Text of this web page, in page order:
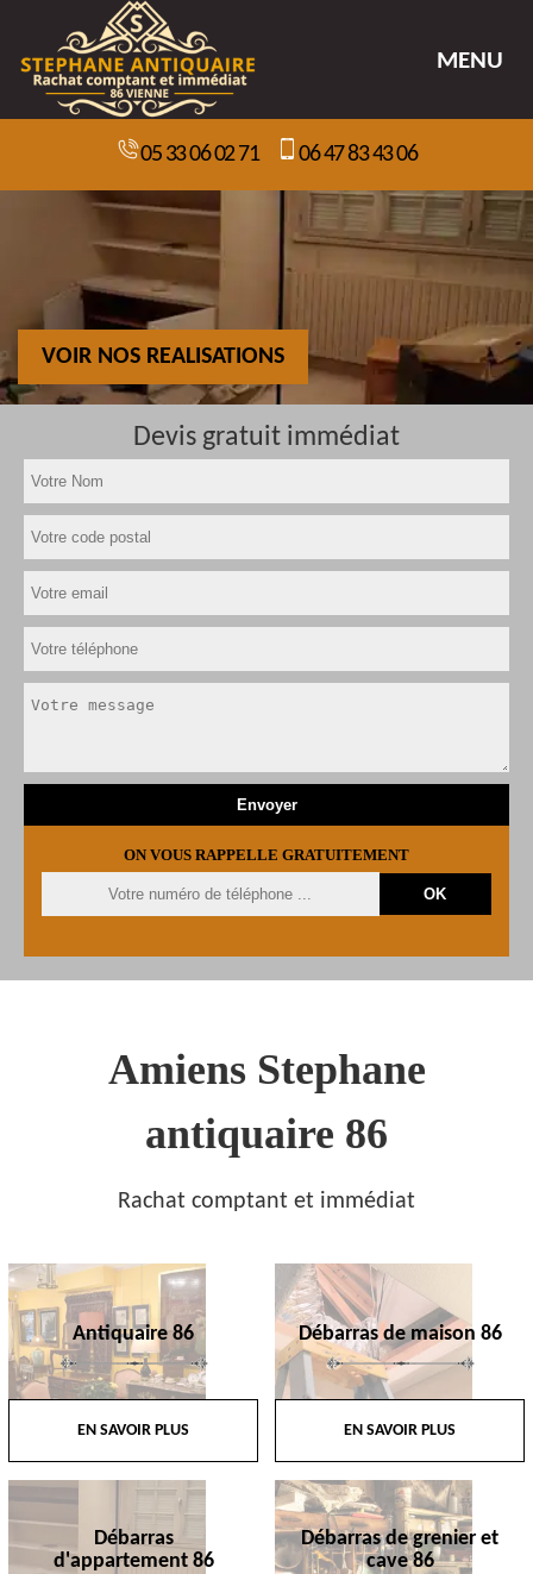
MENU
05 33 06 02 71 06 47 83 43 06
VOIR NOS REALISATIONS
Devis gratuit immédiat
ON VOUS RAPPELLE GRATUITEMENT
Amiens Stephane
antiquaire 86
Rachat comptant et immédiat
Antiquaire 86
EN SAVOIR PLUS
Débarras de maison 86
EN SAVOIR PLUS
Débarras
d'appartement 86
Débarras de grenier et
cave 86